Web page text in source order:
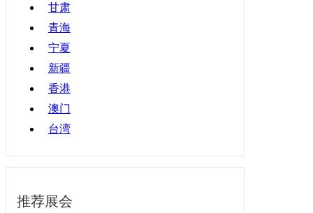
甘肃
青海
宁夏
新疆
香港
澳门
台湾
推荐展会